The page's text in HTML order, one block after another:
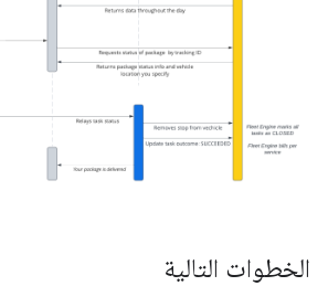
الخطوات التالية